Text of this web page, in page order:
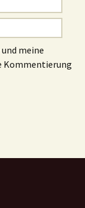
meine
Kommentierung